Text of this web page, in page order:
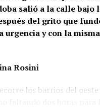
: La historia
salió a la calle bajo
del grito que
urgencia y con la
Rosini
los barrios del oeste